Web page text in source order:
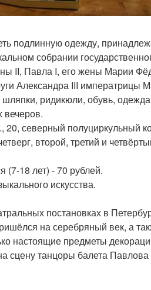
подлинную одежду,
собрании
II, Павла I, его жены Марии
Александра III императрицы
ридикюли, обувь,
вечеров.
северный полуциркульный
второй, третий и
(7-18 лет) - 70 рублей.
искусства.
постановках в
на серебряный век, а
настоящие предметы
сцену танцоры балета